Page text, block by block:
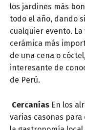
los jardines más
todo el año, dando
cualquier evento.
cerámica más
de una cena o
interesante de
de Perú.
Cercanías En los
varias casonas